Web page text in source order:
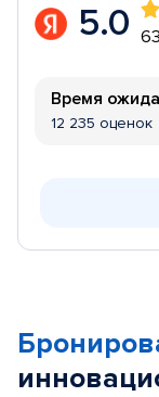
5.0
Время
12 235 оценок